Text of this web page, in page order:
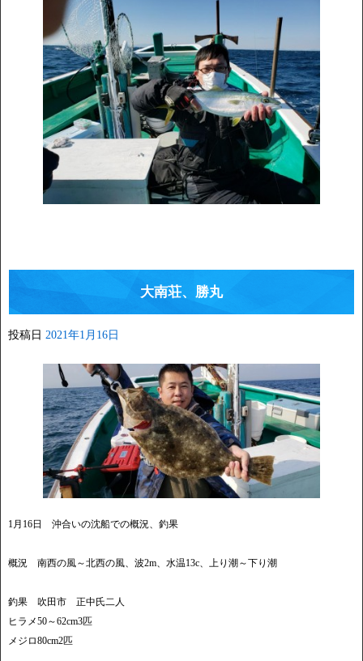
大南荘、勝丸
投稿日 2021年1月16日
1月16日 沖合いの沈船での概況、釣果
概況 南西の風～北西の風、波2m、水温13c、上り潮～下り潮
釣果 吹田市 正中氏二人
ヒラメ50～62cm3匹
メジロ80cm2匹